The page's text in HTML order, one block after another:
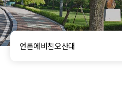
언론에비친오산대